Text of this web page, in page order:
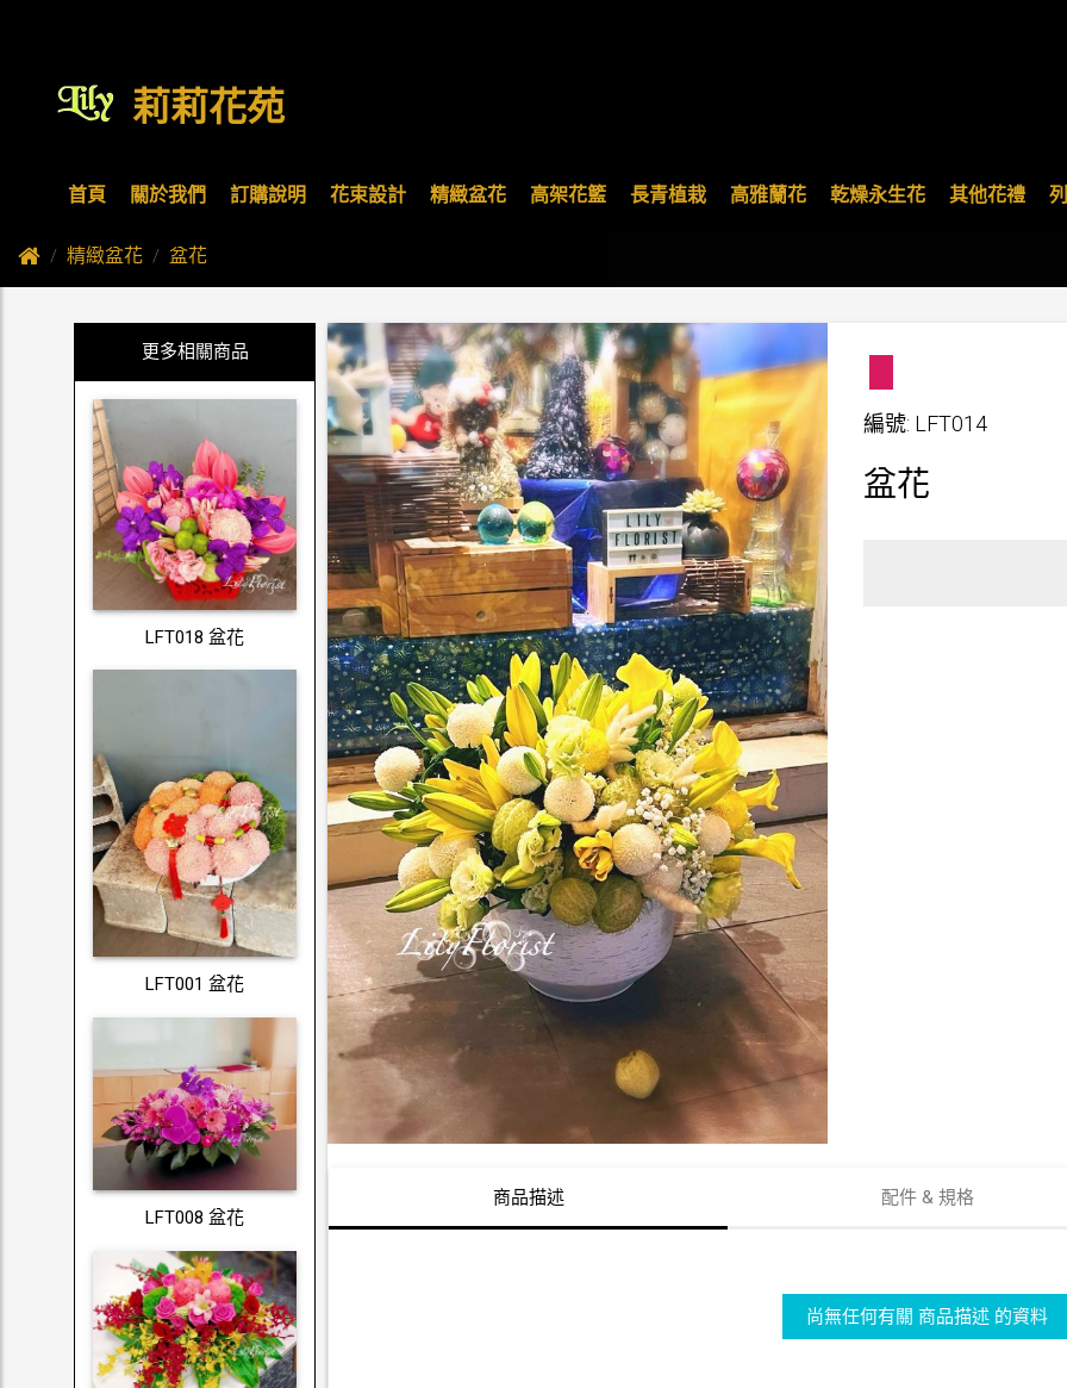
莉莉花苑
首頁 關於我們 訂購說明 花束設計 精緻盆花 高架花籃 長青植栽 高雅蘭花 乾燥永生花 其他花禮
精緻盆花 盆花
編號: LFT014
盆花
商品描述 配件 & 規格
尚無任何有關 商品描述 的資料
更多相關商品
LFT018 盆花
LFT001 盆花
LFT008 盆花